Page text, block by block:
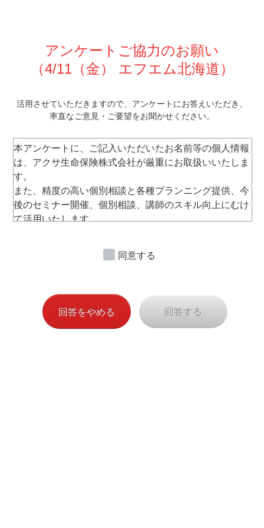
アンケートご協力のお願い
（4/11（金） エフエム北海道 ）
活⽤させていただきますので、 アンケートにお答えいただき、
率直なご意⾒・ご要望をお聞かせください。
本アンケートに、ご記⼊いただいたお名前等の個⼈情報
は、アクサ⽣命保険株式会社が厳重にお取扱いいたしま
す。
また、精度の⾼い個別相談と各種プランニング提供、今
後のセミナー開催、個別相談、講師のスキル向上にむけ
て活⽤いたします。
承諾のうえご記⼊・ご提出くださいますようお願い申
同意する
回答をやめる 回答する